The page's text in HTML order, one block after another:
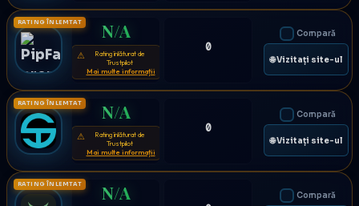
RATING ÎNLEMTAT N/A
⚠
Rating înlăturat de
Trustpilot
Mai multe informații
0
Compară
🌐 Vizitați site-ul
RATING ÎNLEMTAT N/A
⚠
Rating înlăturat de
Trustpilot
Mai multe informații
0
Compară
🌐 Vizitați site-ul
RATING ÎNLEMTAT N/A Compară